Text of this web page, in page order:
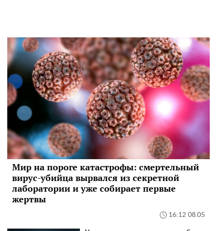
Мир на пороге катастрофы: смертельный
вирус-убийца вырвался из секретной
лаборатории и уже собирает первые
жертвы
16:12 08.05